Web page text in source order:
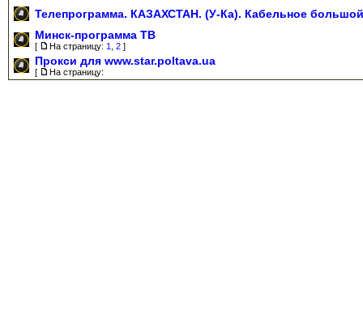
Телепрограмма. КАЗАХСТАН. (У-Ка). Кабельное большой
Минск-программа ТВ
[ На страницу: 1 2 ]
Прокси для www.star.poltava.ua
[ На страницу: